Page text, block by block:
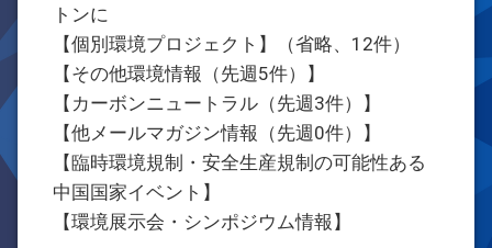
トンに
【個別環境プロジェクト】（省略、12件）
【その他環境情報（先週5件）】
【カーボンニュートラル（先週3件）】
【他メールマガジン情報（先週0件）】
【臨時環境規制・安全生産規制の可能性ある
中国国家イベント】
【環境展示会・シンポジウム情報】